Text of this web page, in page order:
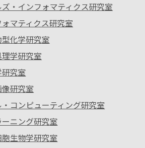
・インフォマティクス研究室
マティクス研究室
化学研究室
学研究室
究室
研究室
コンピューティング研究室
ニング研究室
生物学研究室